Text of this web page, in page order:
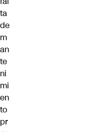
ta
de
m
an
te
ni
mi
en
to
pr